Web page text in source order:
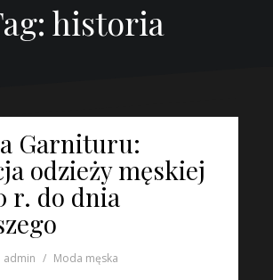
historia
Garnituru:
odzieży męskiej
r. do dnia
admin Moda męska